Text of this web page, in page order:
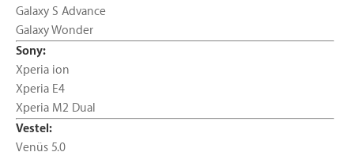
Galaxy S Advance
Galaxy Wonder
Sony:
Xperia ion
Xperia E4
Xperia M2 Dual
Vestel:
Venüs 5.0